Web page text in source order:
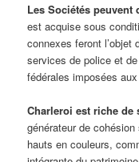
Les Sociétés peuvent
est acquise sous
connexes feront l’objet
services de police et
fédérales imposées
Charleroi est riche de
générateur de
hauts en couleurs,